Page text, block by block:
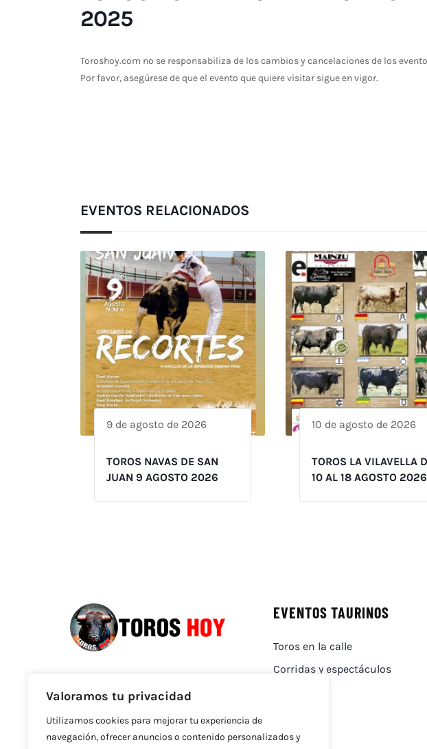
Valoramos tu privacidad
Utilizamos cookies para mejorar tu experiencia de
navegación, ofrecer anuncios o contenido personalizados y
2025
Toroshoy.com no se responsabiliza de los cambios y cancelaciones de los
Por favor, asegúrese de que el evento que quiere visitar sigue en vigor.
EVENTOS RELACIONADOS
9 de agosto de 2026
TOROS NAVAS DE SAN
JUAN 9 AGOSTO 2026
10 de agosto de 2026
TOROS LA VILAVELLA
10 AL 18 AGOSTO 2026
EVENTOS TAURINOS
Toros en la calle
Corridas y espectáculos